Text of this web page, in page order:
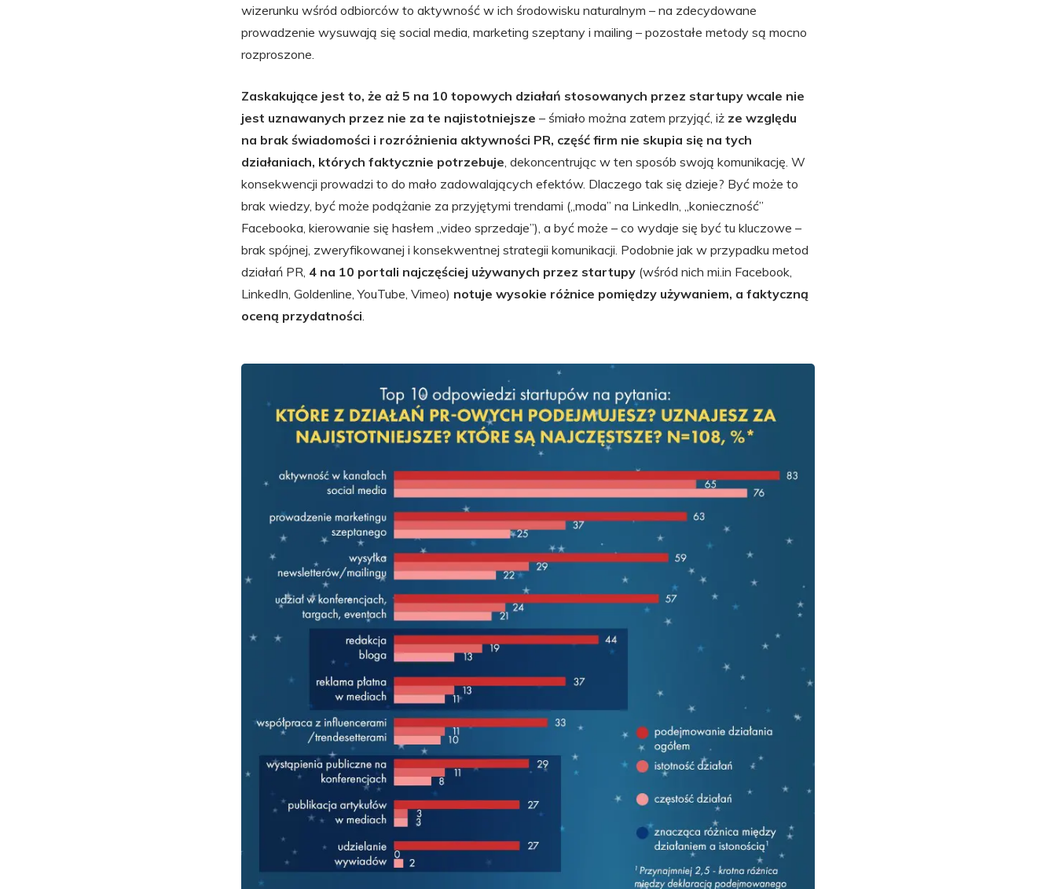
wizerunku wśród odbiorców to aktywność w ich środowisku naturalnym – na zdecydowane
prowadzenie wysuwają się social media, marketing szeptany i mailing – pozostałe metody są mocno
rozproszone.
Zaskakujące jest to, że aż 5 na 10 topowych działań stosowanych przez startupy wcale nie
jest uznawanych przez nie za te najistotniejsze – śmiało można zatem przyjąć, iż ze względu
na brak świadomości i rozróżnienia aktywności PR, część firm nie skupia się na tych
działaniach, których faktycznie potrzebuje , dekoncentrując w ten sposób swoją komunikację. W
konsekwencji prowadzi to do mało zadowalających efektów. Dlaczego tak się dzieje? Być może to
brak wiedzy, być może podążanie za przyjętymi trendami („moda” na LinkedIn, „konieczność”
Facebooka, kierowanie się hasłem „video sprzedaje”), a być może – co wydaje się być tu kluczowe –
brak spójnej, zweryfikowanej i konsekwentnej strategii komunikacji. Podobnie jak w przypadku metod
działań PR, 4 na 10 portali najczęściej używanych przez startupy (wśród nich mi.in Facebook,
LinkedIn, Goldenline, YouTube, Vimeo) notuje wysokie różnice pomiędzy używaniem, a faktyczną
oceną przydatności